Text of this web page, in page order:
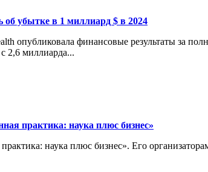
об убытке в 1 миллиард $ в 2024
опубликовала финансовые результаты за
2,6 миллиарда...
практика: наука плюс бизнес»
наука плюс бизнес». Его